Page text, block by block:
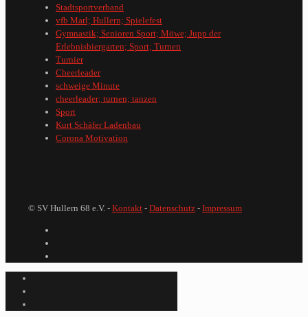
Stadtsportverband
vfb Marl; Hullern; Spielefest
Gymnastik; Senioren Sport; Möwe; Jupp der
Erlebnisbiergarten; Sport; Turnen
Turnier
Cheerleader
schweige Minute
cheerleader; turnen; tanzen
Sport
Kurt Schäfer Ladenbau
Corona Motivation
© SV Hullern 68 e.V. - Kontakt - Datenschutz - Impressum